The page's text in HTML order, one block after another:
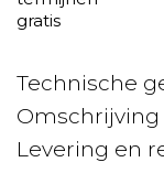
Technische
Omschrijving
Levering en